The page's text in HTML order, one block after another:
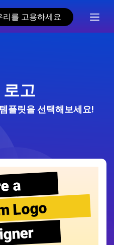
리를 고용하세요
고
플릿을 선택해보세요!
a
Logo